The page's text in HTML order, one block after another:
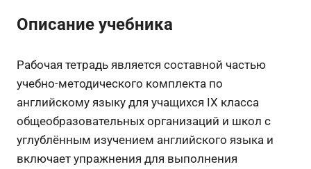
pdf
Описание учебника
Рабочая тетрадь является составной частью
учебно-методического комплекта по
английскому языку для учащихся IX класса
общеобразовательных организаций и школ с
углублённым изучением английского языка и
включает упражнения для выполнения